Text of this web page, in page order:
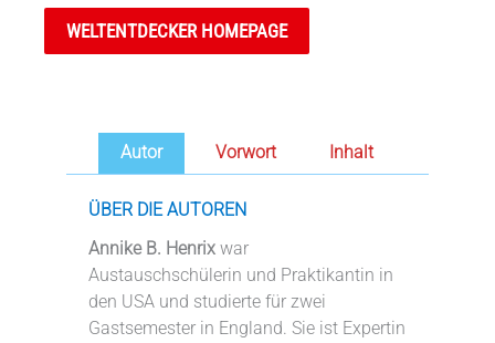
WELTENTDECKER HOMEPAGE
Autor Vorwort Inhalt
ÜBER DIE AUTOREN
Annike B. Henrix war
Austauschschülerin und Praktikantin in
den USA und studierte für zwei
Gastsemester in England. Sie ist Expertin